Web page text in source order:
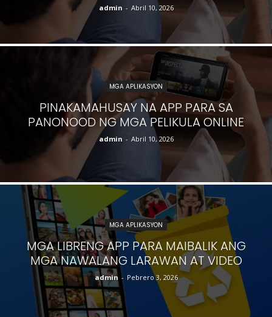
admin - Abril 10, 2026
MGA APLIKASYON
PINAKAMAHUSAY NA APP PARA SA
PANONOOD NG MGA PELIKULA ONLINE
admin - Abril 10, 2026
MGA APLIKASYON
MGA LIBRENG APP PARA MAIBALIK ANG
MGA NAWALANG LARAWAN AT VIDEO
admin - Pebrero 3, 2026